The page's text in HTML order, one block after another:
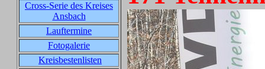
Cross-Serie des Kreises
Ansbach
Lauftermine
Fotogalerie
Kreisbestenlisten